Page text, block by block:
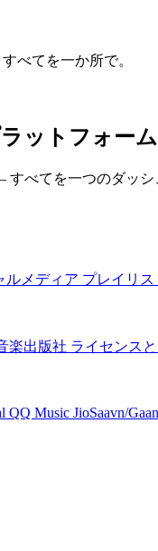
べてを一か所で。
ットフォー
べてを一つのダッシ
ルメディア プレイリス
楽出版社 ライセンス
QQ Music JioSaavn/